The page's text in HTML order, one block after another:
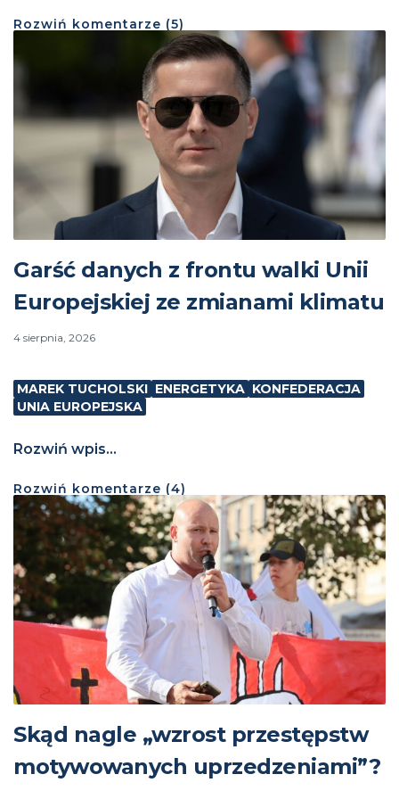
Rozwiń komentarze (5)
Garść danych z frontu walki Unii
Europejskiej ze zmianami klimatu
4 sierpnia, 2026
MAREK TUCHOLSKI ENERGETYKA KONFEDERACJA
UNIA EUROPEJSKA
Rozwiń wpis...
Rozwiń komentarze (4)
Skąd nagle „wzrost przestępstw
motywowanych uprzedzeniami”?